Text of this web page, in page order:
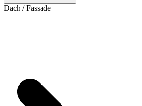
Dach / Fassade